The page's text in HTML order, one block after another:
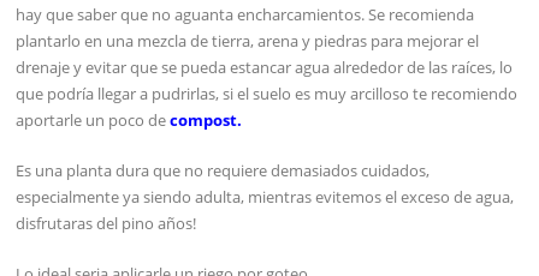
hay que saber que no aguanta encharcamientos. Se recomienda
plantarlo en una mezcla de tierra, arena y piedras para mejorar el
drenaje y evitar que se pueda estancar agua alrededor de las raíces, lo
que podría llegar a pudrirlas, si el suelo es muy arcilloso te recomiendo
aportarle un poco decompost.
Es una planta dura que no requiere demasiados cuidados,
especialmente ya siendo adulta, mientras evitemos el exceso de agua,
disfrutaras del pino años!